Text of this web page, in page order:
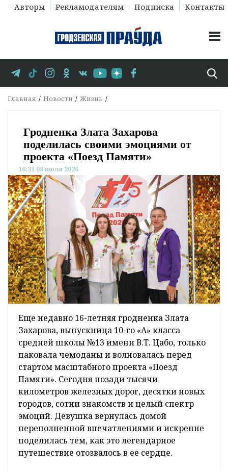
Авторы Рекламодателям Подписка Контакты
Главная Новости Жизнь
Гродненка Злата Захарова
поделилась своими эмоциями от
проекта «Поезд Памяти»
16:31 08 июля 2026
Еще недавно 16-летняя гродненка Злата
Захарова, выпускница 10-го «А» класса
средней школы №13 имени В.Т. Цабо, только
паковала чемоданы и волновалась перед
стартом масштабного проекта «Поезд
Памяти». Сегодня позади тысячи
километров железных дорог, десятки новых
городов, сотни знакомств и целый спектр
эмоций. Девушка вернулась домой
переполненной впечатлениями и искренне
поделилась тем, как это легендарное
путешествие отозвалось в ее сердце.